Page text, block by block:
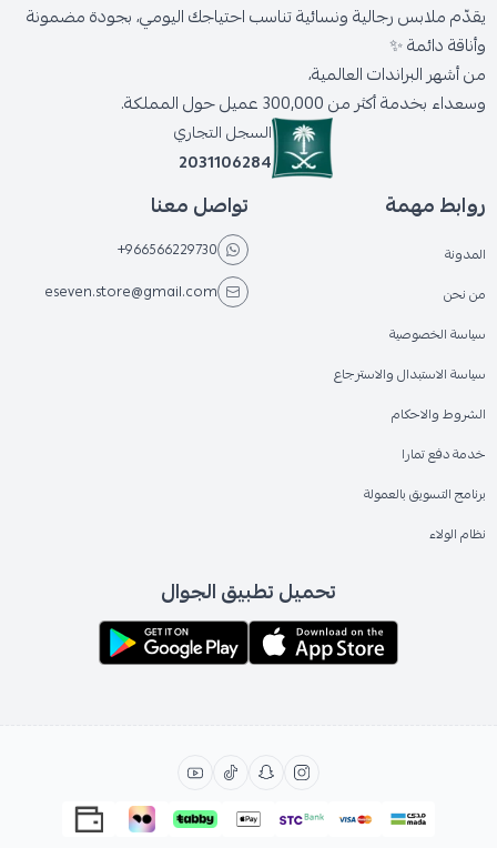
يقدّم ملابس رجالية ونسائية تناسب احتياجك اليومي، بجودة مضمونة
وأناقة دائمة ✨
من أشهر البراندات العالمية،
وسعداء بخدمة أكثر من 300,000 عميل حول المملكة.
السجل التجاري
2031106284
روابط مهمة
المدونة
من نحن
سياسة الخصوصية
سياسة الاستبدال والاسترجاع
الشروط والاحكام
خدمة دفع تمارا
برنامج التسويق بالعمولة
نظام الولاء
تواصل معنا
+966566229730
eseven.store@gmail.com
تحميل تطبيق الجوال